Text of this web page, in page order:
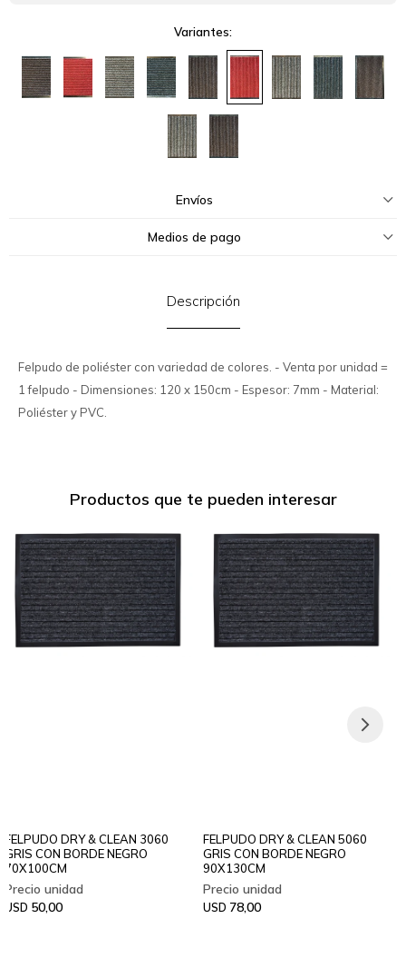
Variantes:
Envíos
Medios de pago
Descripción
Felpudo de poliéster con variedad de colores. - Venta por unidad =
1 felpudo - Dimensiones: 120 x 150cm - Espesor: 7mm - Material:
Poliéster y PVC.
Productos que te pueden interesar
FELPUDO DRY & CLEAN 3060
GRIS CON BORDE NEGRO
70X100CM
USD 50,00
FELPUDO DRY & CLEAN 5060
GRIS CON BORDE NEGRO
90X130CM
USD 78,00